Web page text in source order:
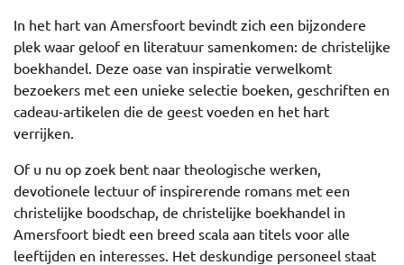
In het hart van Amersfoort bevindt zich een bijzondere
plek waar geloof en literatuur samenkomen: de christelijke
boekhandel. Deze oase van inspiratie verwelkomt
bezoekers met een unieke selectie boeken, geschriften en
cadeau-artikelen die de geest voeden en het hart
verrijken.
Of u nu op zoek bent naar theologische werken,
devotionele lectuur of inspirerende romans met een
christelijke boodschap, de christelijke boekhandel in
Amersfoort biedt een breed scala aan titels voor alle
leeftijden en interesses. Het deskundige personeel staat